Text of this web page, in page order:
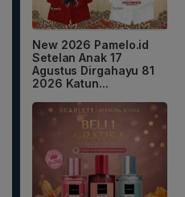
New 2026 Pamelo.id
Setelan Anak 17
Agustus Dirgahayu 81
2026 Katun...